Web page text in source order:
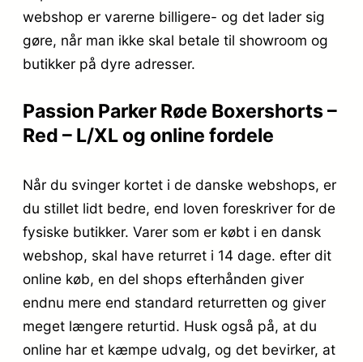
webshop er varerne billigere- og det lader sig
gøre, når man ikke skal betale til showroom og
butikker på dyre adresser.
Passion Parker Røde Boxershorts –
Red – L/XL og online fordele
Når du svinger kortet i de danske webshops, er
du stillet lidt bedre, end loven foreskriver for de
fysiske butikker. Varer som er købt i en dansk
webshop, skal have returret i 14 dage. efter dit
online køb, en del shops efterhånden giver
endnu mere end standard returretten og giver
meget længere returtid. Husk også på, at du
online har et kæmpe udvalg, og det bevirker, at